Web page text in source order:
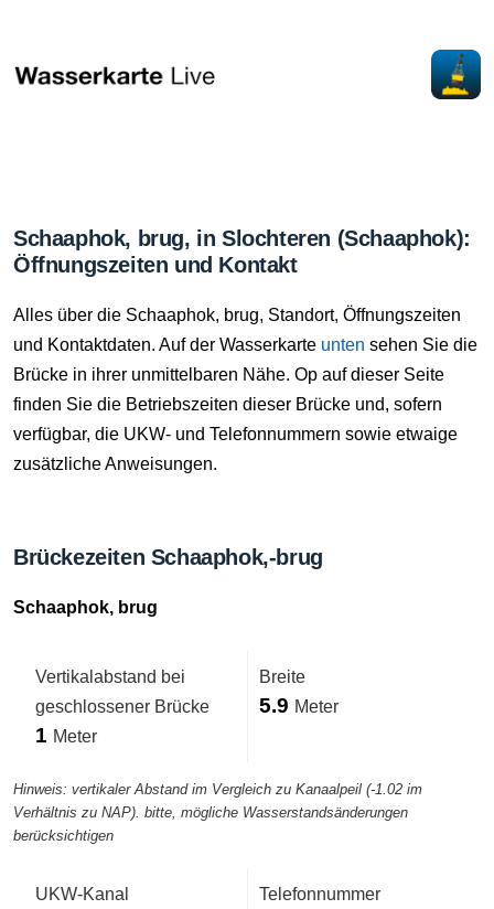
Schaaphok, brug, in Slochteren (Schaaphok):
Öffnungszeiten und Kontakt
Alles über die Schaaphok, brug, Standort, Öffnungszeiten
und Kontaktdaten. Auf der Wasserkarte unten sehen Sie die
Brücke in ihrer unmittelbaren Nähe. Op auf dieser Seite
finden Sie die Betriebszeiten dieser Brücke und, sofern
verfügbar, die UKW- und Telefonnummern sowie etwaige
zusätzliche Anweisungen.
Brückezeiten Schaaphok,-brug
Schaaphok, brug
Vertikalabstand bei
geschlossener Brücke
1 Meter
Breite
5.9 Meter
Hinweis: vertikaler Abstand im Vergleich zu Kanaalpeil (-1.02 im
Verhältnis zu NAP). bitte, mögliche Wasserstandsänderungen
berücksichtigen
UKW-Kanal
Telefonnummer